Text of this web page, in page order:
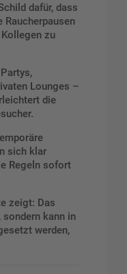
dafür, dass
Raucherpausen
zu
Lounges –
die
sich klar
Regeln sofort
zeigt: Das
kann in
werden,